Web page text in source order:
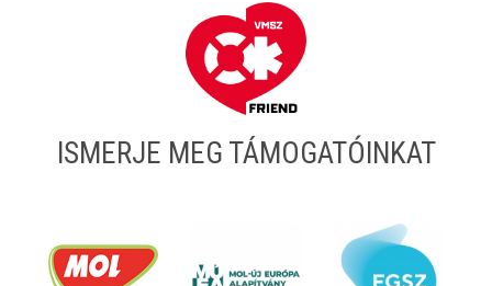
ISMERJE MEG TÁMOGATÓINKAT